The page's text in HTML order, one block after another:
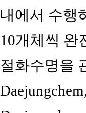
내에서 수행
10개체씩 완
절화수명을